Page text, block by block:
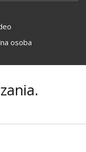
osoba